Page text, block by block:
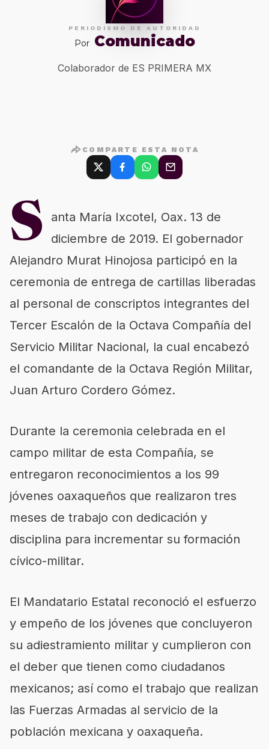
PERIODISMO DE AUTORIDAD
Por Comunicado
Colaborador de ES PRIMERA MX
COMPARTE ESTA NOTA
S anta María Ixcotel, Oax. 13 de
diciembre de 2019. El gobernador
Alejandro Murat Hinojosa participó en la
ceremonia de entrega de cartillas liberadas
al personal de conscriptos integrantes del
Tercer Escalón de la Octava Compañía del
Servicio Militar Nacional, la cual encabezó
el comandante de la Octava Región Militar,
Juan Arturo Cordero Gómez.
Durante la ceremonia celebrada en el
campo militar de esta Compañía, se
entregaron reconocimientos a los 99
jóvenes oaxaqueños que realizaron tres
meses de trabajo con dedicación y
disciplina para incrementar su formación
cívico-militar.
El Mandatario Estatal reconoció el esfuerzo
y empeño de los jóvenes que concluyeron
su adiestramiento militar y cumplieron con
el deber que tienen como ciudadanos
mexicanos; así como el trabajo que realizan
las Fuerzas Armadas al servicio de la
población mexicana y oaxaqueña.